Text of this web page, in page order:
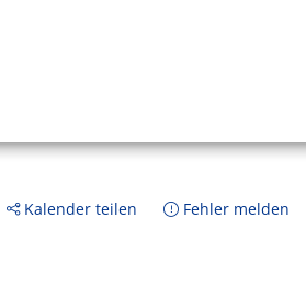
Kalender teilen Fehler melden